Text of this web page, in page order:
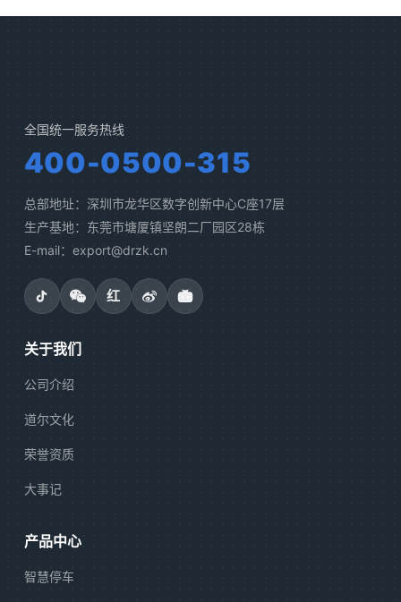
全国统一服务热线
400-0500-315
总部地址：深圳市龙华区数字创新中心C座17层
生产基地：东莞市塘厦镇坚朗二厂园区28栋
E-mail：export@drzk.cn
红
关于我们
公司介绍
道尔文化
荣誉资质
大事记
产品中心
智慧停车